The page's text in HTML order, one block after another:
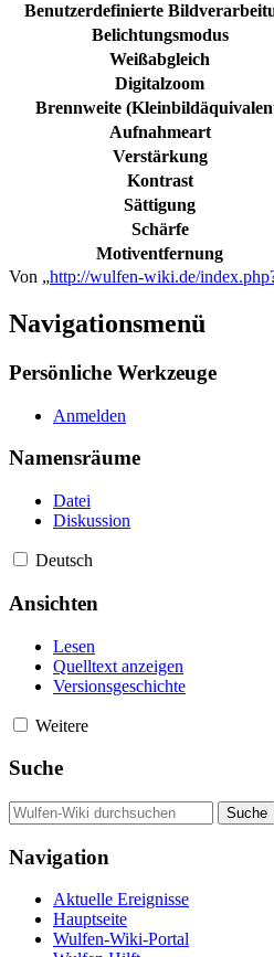
Benutzerdefinierte
Belichtungsmodus
Weißabgleich
Digitalzoom
Brennweite
Aufnahmeart
Verstärkung
Kontrast
Sättigung
Schärfe
Motiventfernung
Von „http://wulfen-wiki.de/
Navigationsmenü
Persönliche Werkzeuge
Anmelden
Namensräume
Datei
Diskussion
Deutsch
Ansichten
Lesen
Quelltext anzeigen
Versionsgeschichte
Weitere
Suche
Navigation
Aktuelle Ereignisse
Hauptseite
Wulfen-Wiki-Portal